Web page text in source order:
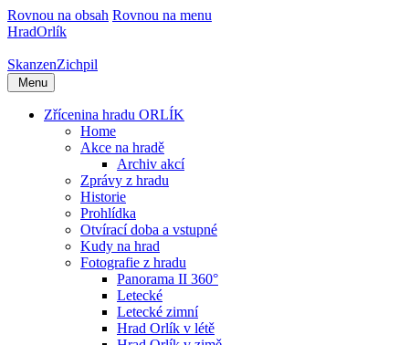
Rovnou na obsah Rovnou na menu
HradOrlík
SkanzenZichpil
Menu
Zřícenina hradu ORLÍK
Home
Akce na hradě
Archiv akcí
Zprávy z hradu
Historie
Prohlídka
Otvírací doba a vstupné
Kudy na hrad
Fotografie z hradu
Panorama II 360°
Letecké
Letecké zimní
Hrad Orlík v létě